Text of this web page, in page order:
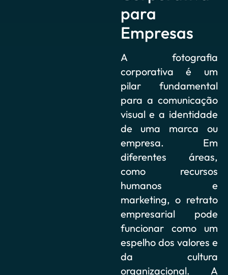
para
Empresas
A fotografia
corporativa é um
pilar fundamental
para a comunicação
visual e a identidade
de uma marca ou
empresa. Em
diferentes áreas,
como recursos
humanos e
marketing, o retrato
empresarial pode
funcionar como um
espelho dos valores e
da cultura
organizacional. A